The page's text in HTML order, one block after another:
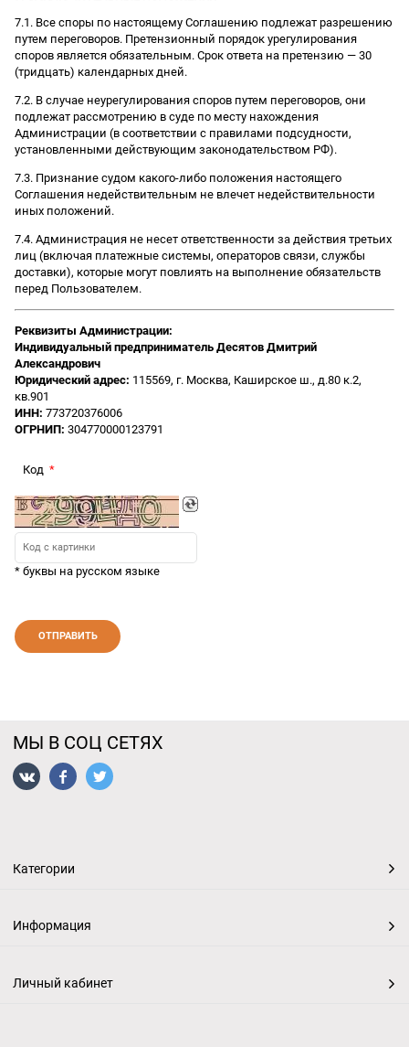
7.1. Все споры по настоящему Соглашению подлежат разрешению
путем переговоров. Претензионный порядок урегулирования
споров является обязательным. Срок ответа на претензию — 30
(тридцать) календарных дней.
7.2. В случае неурегулирования споров путем переговоров, они
подлежат рассмотрению в суде по месту нахождения
Администрации (в соответствии с правилами подсудности,
установленными действующим законодательством РФ).
7.3. Признание судом какого-либо положения настоящего
Соглашения недействительным не влечет недействительности
иных положений.
7.4. Администрация не несет ответственности за действия третьих
лиц (включая платежные системы, операторов связи, службы
доставки), которые могут повлиять на выполнение обязательств
перед Пользователем.
Реквизиты Администрации:
Индивидуальный предприниматель Десятов Дмитрий
Александрович
Юридический адрес: 115569, г. Москва, Каширское ш., д.80 к.2,
кв.901
ИНН: 773720376006
ОГРНИП: 304770000123791
Код
* буквы на русском языке
МЫ В СОЦ СЕТЯХ
Категории
Информация
Личный кабинет